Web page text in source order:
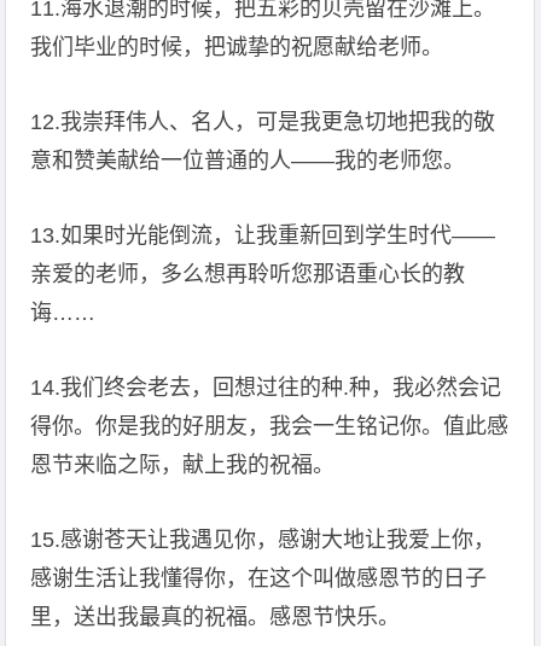
11.海水退潮的时候，把五彩的贝壳留在沙滩上。
我们毕业的时候，把诚挚的祝愿献给老师。
12.我崇拜伟人、名人，可是我更急切地把我的敬
意和赞美献给一位普通的人――我的老师您。
13.如果时光能倒流，让我重新回到学生时代――
亲爱的老师，多么想再聆听您那语重心长的教
诲……
14.我们终会老去，回想过往的种.种，我必然会记
得你。你是我的好朋友，我会一生铭记你。值此感
恩节来临之际，献上我的祝福。
15.感谢苍天让我遇见你，感谢大地让我爱上你，
感谢生活让我懂得你，在这个叫做感恩节的日子
里，送出我最真的祝福。感恩节快乐。